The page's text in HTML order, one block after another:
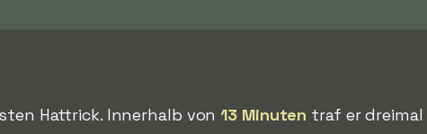
Hattrick. Innerhalb von13 Minuten traf er dreimal